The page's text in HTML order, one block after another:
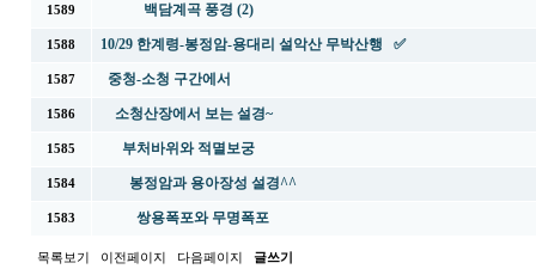
1589 백담계곡 풍경 (2)
1588 10/29 한계령-봉정암-용대리 설악산 무박산행 ✅
1587 중청-소청 구간에서
1586 소청산장에서 보는 설경~
1585 부처바위와 적멸보궁
1584 봉정암과 용아장성 설경^^
1583 쌍용폭포와 무명폭포
목록보기 이전페이지 다음페이지 글쓰기